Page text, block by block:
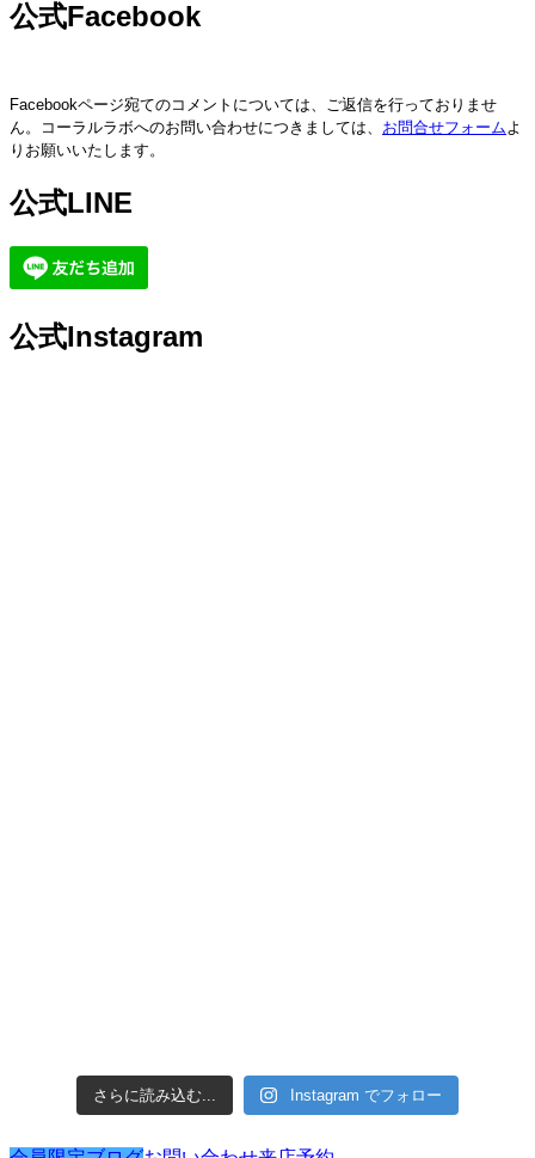
公式Facebook
Facebookページ宛てのコメントについては、ご返信を行っておりませ
ん。コーラルラボへのお問い合わせにつきましては、 お問合せフォーム よ
りお願いいたします。
公式LINE
公式Instagram
さらに読み込む... Instagram でフォロー